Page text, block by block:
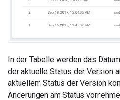
In der Tabelle werden das
der aktuelle Status der Version
aktuellem Status der Version
Änderungen am Status